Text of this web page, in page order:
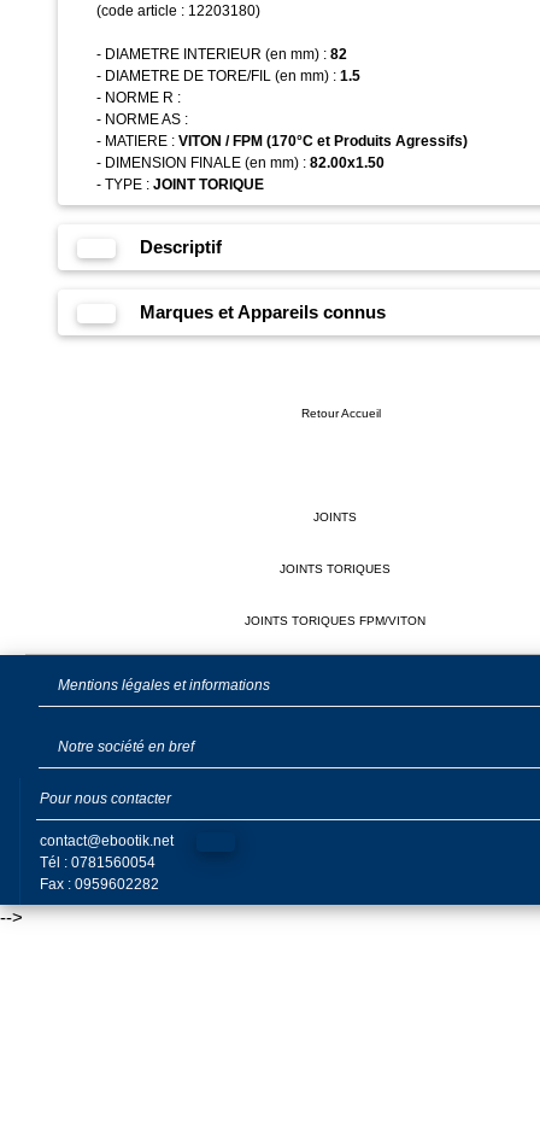
(code article : 12203180)
- DIAMETRE INTERIEUR (en mm) : 82
- DIAMETRE DE TORE/FIL (en mm) : 1.5
- NORME R :
- NORME AS :
- MATIERE : VITON / FPM (170°C et Produits Agressifs)
- DIMENSION FINALE (en mm) : 82.00x1.50
- TYPE : JOINT TORIQUE
Descriptif
Marques et Appareils connus
Retour Accueil
JOINTS
JOINTS TORIQUES
JOINTS TORIQUES FPM/VITON
Mentions légales et informations
Notre société en bref
Pour nous contacter
contact@ebootik.net
Tél : 0781560054
Fax : 0959602282
-->